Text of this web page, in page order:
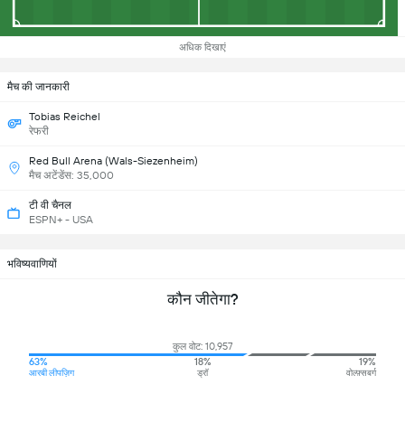
अधिक दिखाएं
मैच की जानकारी
Tobias Reichel
रेफरी
Red Bull Arena (Wals-Siezenheim)
मैच अटेंडेंस: 35,000
टी वी चैनल
ESPN+ - USA
भविष्यवाणियों
कौन जीतेगा?
कुल वोट: 10,957
63%
आरबी लीपज़िग
18%
ड्रॉ
19%
वोल्फ़्सबर्ग